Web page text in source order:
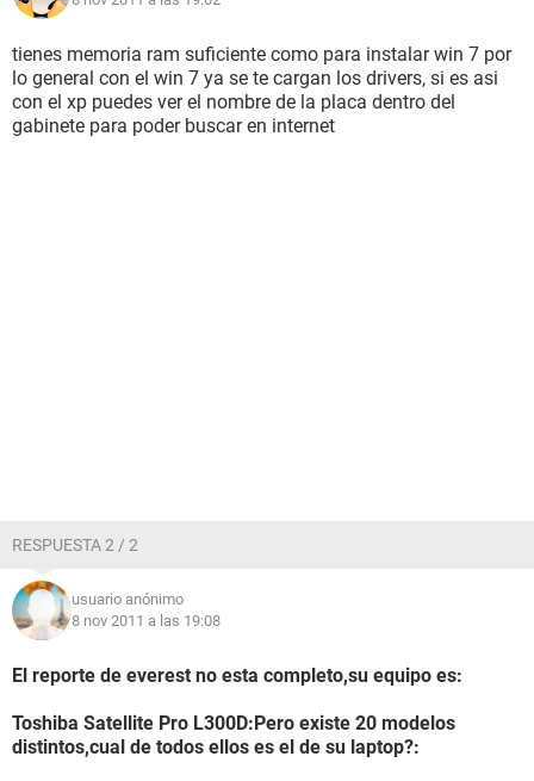
Fecha / Hora 2011-11-08 / 17:38
Placa base:
Tipo de procesador Unknown, 1900 MHz
Nombre de la Placa Base ATI Corp.
Chipset de la Placa Base Desconocido
canal
Disco duro FUJITSU MHY2120BH (111 GB, IDE)
Disco duro Generic- Multi-Card USB Device
Disco duro USBModem MMC Storage USB Device
Estado de los discos duros SMART OK
Particiones:
C: (NTFS) 58366 MB (54625 MB libre)
tienes memoria ram suficiente como para instalar win 7 por
lo general con el win 7 ya se te cargan los drivers, si es asi
con el xp puedes ver el nombre de la placa dentro del
gabinete para poder buscar en internet
RESPUESTA 2 / 2
usuario anónimo
8 nov 2011 a las 19:08
El reporte de everest no esta completo,su equipo es:
Toshiba Satellite Pro L300D:Pero existe 20 modelos
distintos,cual de todos ellos es el de su laptop?: